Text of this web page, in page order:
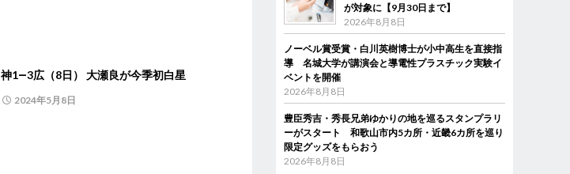
神1―3広（8日） 大瀬良が今季初白星
2024年5月8日
が対象に【9月30日まで】
2026年8月8日
ノーベル賞受賞・白川英樹博士が小中高生を直接指
導 名城大学が講演会と導電性プラスチック実験イ
ベントを開催
2026年8月8日
豊臣秀吉・秀長兄弟ゆかりの地を巡るスタンプラリ
ーがスタート 和歌山市内5カ所・近畿6カ所を巡り
限定グッズをもらおう
2026年8月8日